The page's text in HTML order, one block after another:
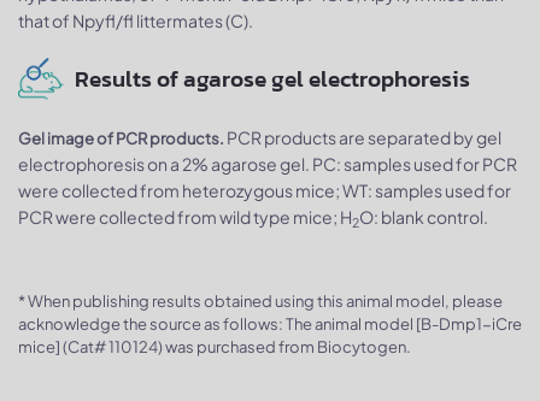
that of Npyfl/fl littermates (C).
Results of agarose gel electrophoresis
Gel image of PCR products. PCR products are separated by gel
electrophoresis on a 2% agarose gel. PC: samples used for PCR
were collected from heterozygous mice; WT: samples used for
PCR were collected from wild type mice; H2O: blank control.
* When publishing results obtained using this animal model, please
acknowledge the source as follows: The animal model [B-Dmp1-iCre
mice] (Cat# 110124) was purchased from Biocytogen.